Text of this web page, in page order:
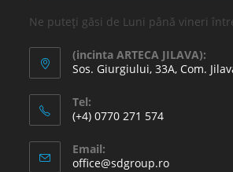
Ne puteți găsi de Luni până vineri
(incinta ARTECA JILAVA):
Sos. Giurgiului, 33A, Com.
Tel:
(+4) 0770 271 574
Email:
office@sdgroup.ro